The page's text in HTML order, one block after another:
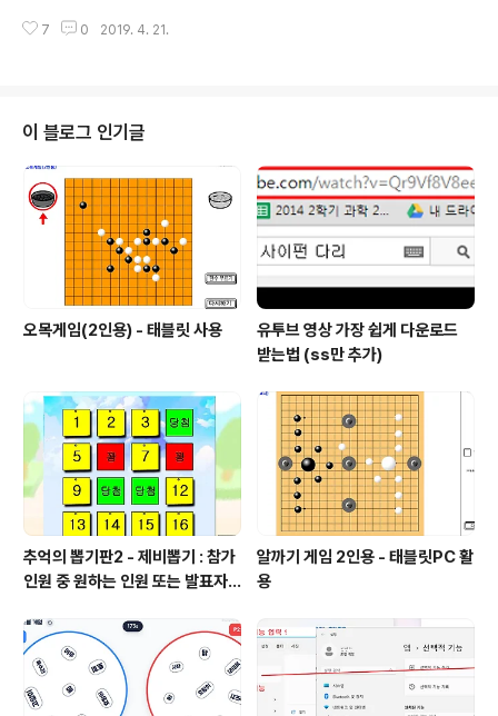
것처럼 구멍이 나 있는 곳에서 반사파가 증가하는 것을 볼
줘도 좋을 것 같네요카드는 위 화일을 다운 받아서 출력해
임을 직접 만들 수 있는 엑셀프로그램은 아래 링크에서 다
운 받을 수 있습니다. 중요한 것은 본인이 원하는데로 문제
를 수정할 수도 있기 때문에 어떤 수업에도 적용할 수 있다
는 점입니다. https://sciencelove.com/2364 블리츠
카드 게임 이용한 학습용 카드 게임 만들기 및 게임 설명서
엑셀 양식을..
7 0 2019. 4. 21.
이 블로그 인기글
오목게임(2인용) - 태블릿 사용
유투브 영상 가장 쉽게 다운로드
받는법 (ss만 추가)
추억의 뽑기판2 - 제비뽑기 : 참가
인원 중 원하는 인원 또는 발표자
알까기 게임 2인용 - 태블릿PC 활
용